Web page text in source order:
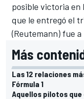
posible victoria en
que le entregó el
(Reutemann) fue
Más
Las 12 relaciones
Fórmula 1
Aquellos pilotos